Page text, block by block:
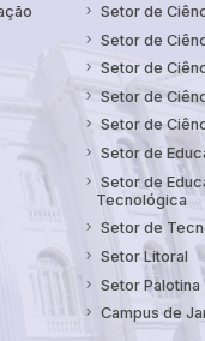
Setor de
Setor de
Setor de
Setor de
Setor de
Setor de
Setor de
Tecnológica
Setor de
Setor Litoral
Setor Palotina
Campus de